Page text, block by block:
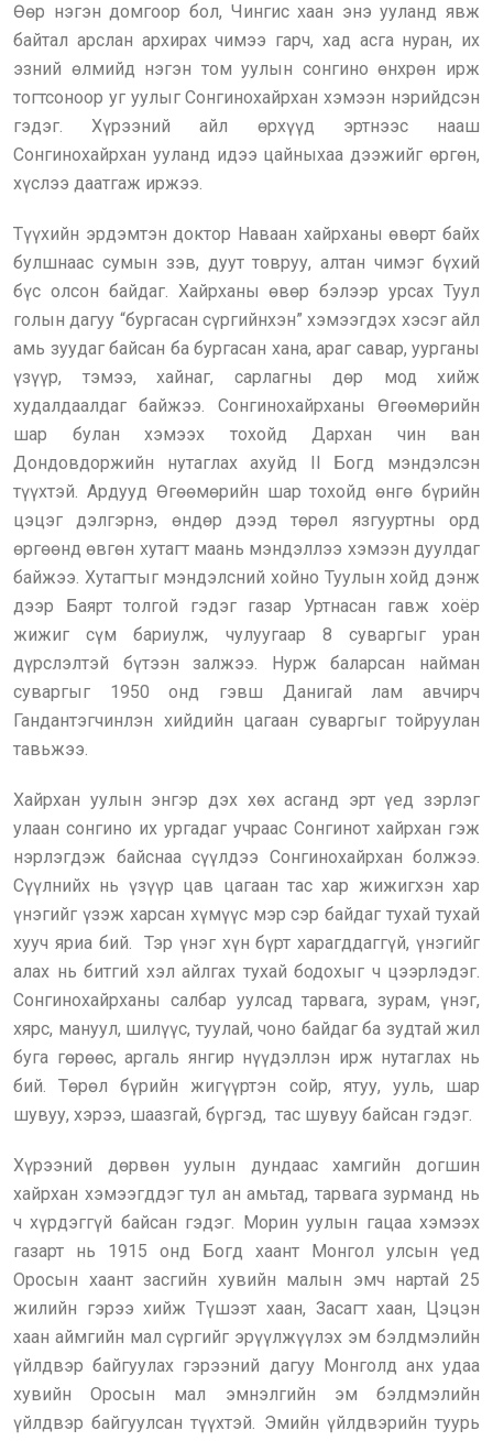
Өөр нэгэн домгоор бол, Чингис хаан энэ ууланд явж
байтал арслан архирах чимээ гарч, хад асга нуран, их
эзний өлмийд нэгэн том уулын сонгино өнхрөн ирж
тогтсоноор уг уулыг Сонгинохайрхан хэмээн нэрийдсэн
гэдэг. Хүрээний айл өрхүүд эртнээс нааш
Сонгинохайрхан ууланд идээ цайныхаа дээжийг өргөн,
хүслээ даатгаж иржээ.
Түүхийн эрдэмтэн доктор Наваан хайрханы өвөрт байх
булшнаас сумын зэв, дуут товруу, алтан чимэг бүхий
бүс олсон байдаг. Хайрханы өвөр бэлээр урсах Туул
голын дагуу “бургасан сүргийнхэн” хэмээгдэх хэсэг айл
амь зуудаг байсан ба бургасан хана, араг савар, уурганы
үзүүр, тэмээ, хайнаг, сарлагны дөр мод хийж
худалдаалдаг байжээ. Сонгинохайрханы Өгөөмөрийн
шар булан хэмээх тохойд Дархан чин ван
Дондовдоржийн нутаглах ахуйд II Богд мэндэлсэн
түүхтэй. Ардууд Өгөөмөрийн шар тохойд өнгө бүрийн
цэцэг дэлгэрнэ, өндөр дээд төрөл язгууртны орд
өргөөнд өвгөн хутагт маань мэндэллээ хэмээн дуулдаг
байжээ. Хутагтыг мэндэлсний хойно Туулын хойд дэнж
дээр Баярт толгой гэдэг газар Уртнасан гавж хоёр
жижиг сүм бариулж, чулуугаар 8 суваргыг уран
дүрслэлтэй бүтээн залжээ. Нурж баларсан найман
суваргыг 1950 онд гэвш Данигай лам авчирч
Гандантэгчинлэн хийдийн цагаан суваргыг тойруулан
тавьжээ.
Хайрхан уулын энгэр дэх хөх асганд эрт үед зэрлэг
улаан сонгино их ургадаг учраас Сонгинот хайрхан гэж
нэрлэгдэж байснаа сүүлдээ Сонгинохайрхан болжээ.
Сүүлнийх нь үзүүр цав цагаан тас хар жижигхэн хар
үнэгийг үзэж харсан хүмүүс мэр сэр байдаг тухай тухай
хууч яриа бий. Тэр үнэг хүн бүрт харагддаггүй, үнэгийг
алах нь битгий хэл айлгах тухай бодохыг ч цээрлэдэг.
Сонгинохайрханы салбар уулсад тарвага, зурам, үнэг,
хярс, мануул, шилүүс, туулай, чоно байдаг ба зудтай жил
буга гөрөөс, аргаль янгир нүүдэллэн ирж нутаглах нь
бий. Төрөл бүрийн жигүүртэн сойр, ятуу, ууль, шар
шувуу, хэрээ, шаазгай, бүргэд, тас шувуу байсан гэдэг.
Хүрээний дөрвөн уулын дундаас хамгийн догшин
хайрхан хэмээгддэг тул ан амьтад, тарвага зурманд нь
ч хүрдэггүй байсан гэдэг. Морин уулын гацаа хэмээх
газарт нь 1915 онд Богд хаант Монгол улсын үед
Оросын хаант засгийн хувийн малын эмч нартай 25
жилийн гэрээ хийж Түшээт хаан, Засагт хаан, Цэцэн
хаан аймгийн мал сүргийг эрүүлжүүлэх эм бэлдмэлийн
үйлдвэр байгуулах гэрээний дагуу Монголд анх удаа
хувийн Оросын мал эмнэлгийн эм бэлдмэлийн
үйлдвэр байгуулсан түүхтэй. Эмийн үйлдвэрийн туурь